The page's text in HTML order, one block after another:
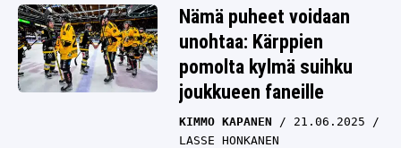
Nämä puheet voidaan
unohtaa: Kärppien
pomolta kylmä suihku
joukkueen faneille
KIMMO KAPANEN
21.06.2025
LASSE HONKANEN